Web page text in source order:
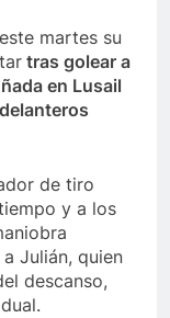
martes su
tras golear a
en Lusail
de tiro
y a los
Julián, quien
descanso,